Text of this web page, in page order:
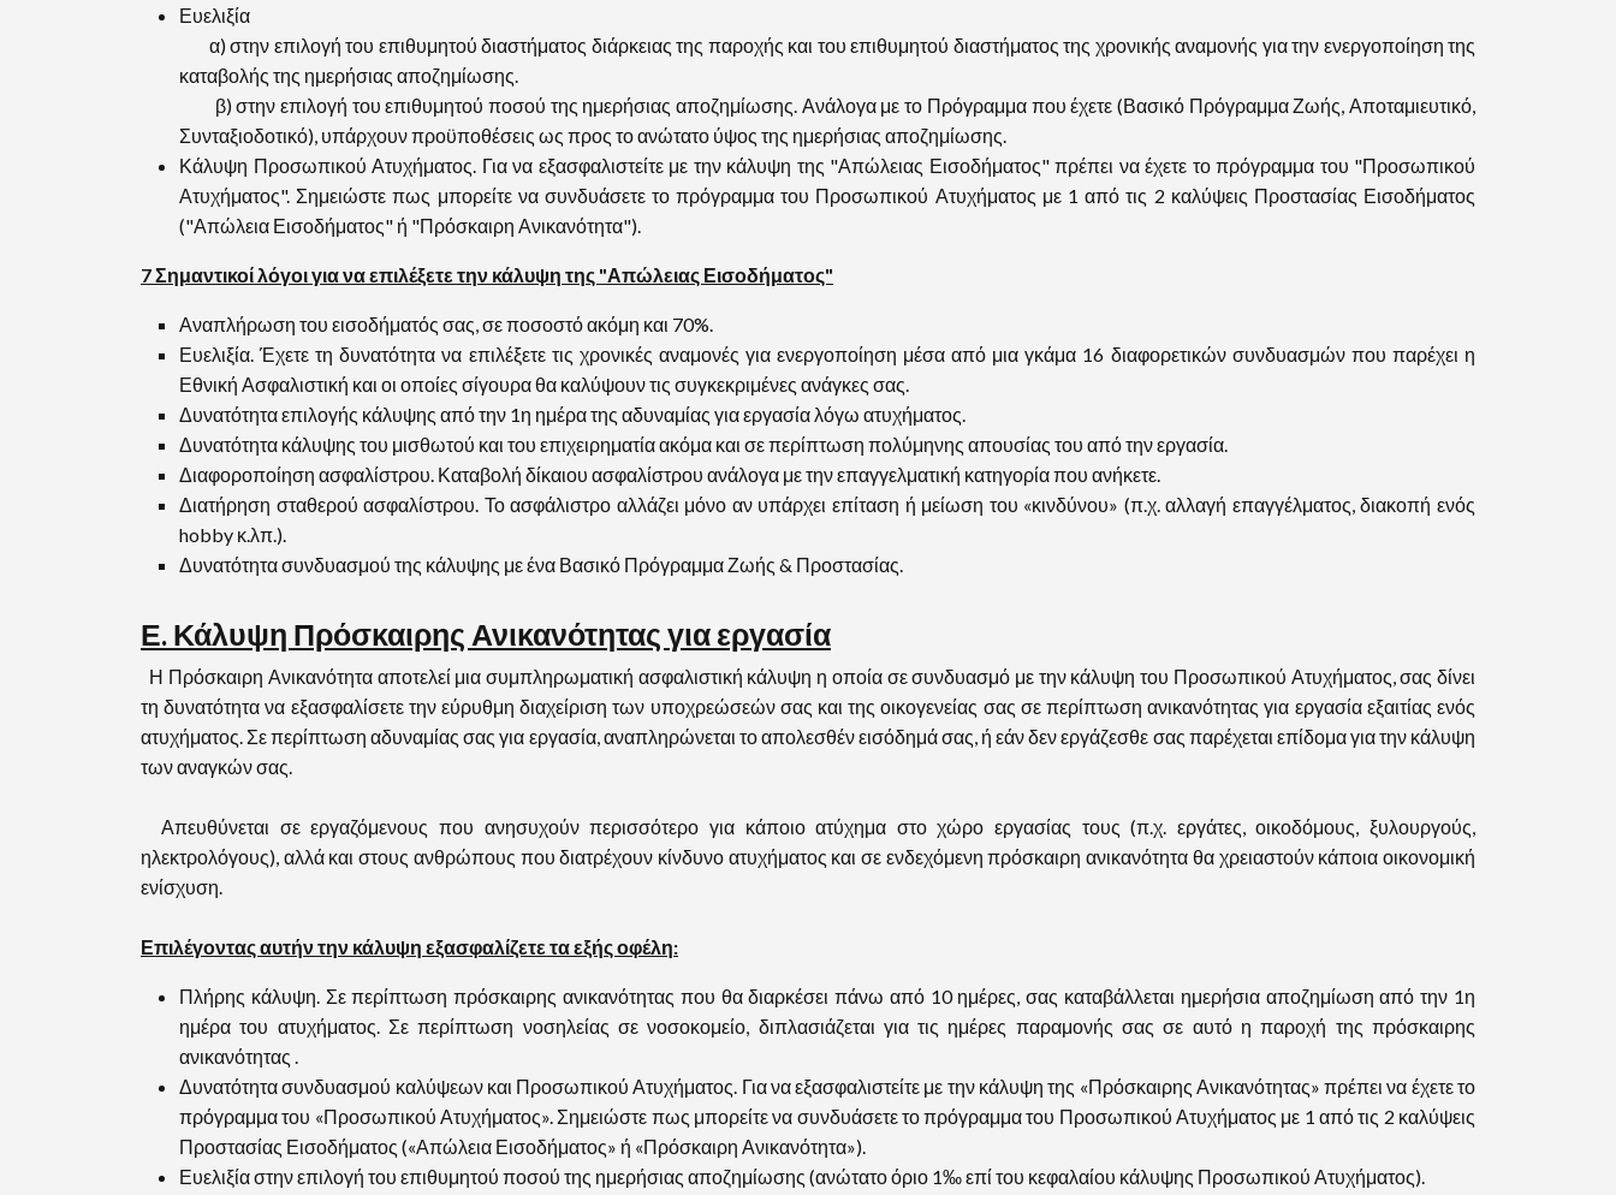
Ευελιξία
α) στην επιλογή του επιθυμητού διαστήματος διάρκειας της παροχής και του επιθυμητού διαστήματος της χρονικής αναμονής για την ενεργοποίηση της
καταβολής της ημερήσιας αποζημίωσης.
β) στην επιλογή του επιθυμητού ποσού της ημερήσιας αποζημίωσης. Ανάλογα με το Πρόγραμμα που έχετε (Βασικό Πρόγραμμα Ζωής, Αποταμιευτικό,
Συνταξιοδοτικό), υπάρχουν προϋποθέσεις ως προς το ανώτατο ύψος της ημερήσιας αποζημίωσης.
Κάλυψη Προσωπικού Ατυχήματος. Για να εξασφαλιστείτε με την κάλυψη της "Απώλειας Εισοδήματος" πρέπει να έχετε το πρόγραμμα του "Προσωπικού
Ατυχήματος". Σημειώστε πως μπορείτε να συνδυάσετε το πρόγραμμα του Προσωπικού Ατυχήματος με 1 από τις 2 καλύψεις Προστασίας Εισοδήματος
("Απώλεια Εισοδήματος" ή "Πρόσκαιρη Ανικανότητα").
7 Σημαντικοί λόγοι για να επιλέξετε την κάλυψη της "Απώλειας Εισοδήματος"
Αναπλήρωση του εισοδήματός σας, σε ποσοστό ακόμη και 70%.
Ευελιξία. Έχετε τη δυνατότητα να επιλέξετε τις χρονικές αναμονές για ενεργοποίηση μέσα από μια γκάμα 16 διαφορετικών συνδυασμών που παρέχει η
Εθνική Ασφαλιστική και οι οποίες σίγουρα θα καλύψουν τις συγκεκριμένες ανάγκες σας.
Δυνατότητα επιλογής κάλυψης από την 1η ημέρα της αδυναμίας για εργασία λόγω ατυχήματος.
Δυνατότητα κάλυψης του μισθωτού και του επιχειρηματία ακόμα και σε περίπτωση πολύμηνης απουσίας του από την εργασία.
Διαφοροποίηση ασφαλίστρου. Καταβολή δίκαιου ασφαλίστρου ανάλογα με την επαγγελματική κατηγορία που ανήκετε.
Διατήρηση σταθερού ασφαλίστρου. Το ασφάλιστρο αλλάζει μόνο αν υπάρχει επίταση ή μείωση του «κινδύνου» (π.χ. αλλαγή επαγγέλματος, διακοπή ενός
hobby κ.λπ.).
Δυνατότητα συνδυασμού της κάλυψης με ένα Βασικό Πρόγραμμα Ζωής & Προστασίας.
Ε. Κάλυψη Πρόσκαιρης Ανικανότητας για εργασία
Η Πρόσκαιρη Ανικανότητα αποτελεί μια συμπληρωματική ασφαλιστική κάλυψη η οποία σε συνδυασμό με την κάλυψη του Προσωπικού Ατυχήματος, σας δίνει
τη δυνατότητα να εξασφαλίσετε την εύρυθμη διαχείριση των υποχρεώσεών σας και της οικογενείας σας σε περίπτωση ανικανότητας για εργασία εξαιτίας ενός
ατυχήματος. Σε περίπτωση αδυναμίας σας για εργασία, αναπληρώνεται το απολεσθέν εισόδημά σας, ή εάν δεν εργάζεσθε σας παρέχεται επίδομα για την κάλυψη
των αναγκών σας.
Απευθύνεται σε εργαζόμενους που ανησυχούν περισσότερο για κάποιο ατύχημα στο χώρο εργασίας τους (π.χ. εργάτες, οικοδόμους, ξυλουργούς,
ηλεκτρολόγους), αλλά και στους ανθρώπους που διατρέχουν κίνδυνο ατυχήματος και σε ενδεχόμενη πρόσκαιρη ανικανότητα θα χρειαστούν κάποια οικονομική
ενίσχυση.
Επιλέγοντας αυτήν την κάλυψη εξασφαλίζετε τα εξής οφέλη:
Πλήρης κάλυψη. Σε περίπτωση πρόσκαιρης ανικανότητας που θα διαρκέσει πάνω από 10 ημέρες, σας καταβάλλεται ημερήσια αποζημίωση από την 1η
ημέρα του ατυχήματος. Σε περίπτωση νοσηλείας σε νοσοκομείο, διπλασιάζεται για τις ημέρες παραμονής σας σε αυτό η παροχή της πρόσκαιρης
ανικανότητας .
Δυνατότητα συνδυασμού καλύψεων και Προσωπικού Ατυχήματος. Για να εξασφαλιστείτε με την κάλυψη της «Πρόσκαιρης Ανικανότητας» πρέπει να έχετε το
πρόγραμμα του «Προσωπικού Ατυχήματος». Σημειώστε πως μπορείτε να συνδυάσετε το πρόγραμμα του Προσωπικού Ατυχήματος με 1 από τις 2 καλύψεις
Προστασίας Εισοδήματος («Απώλεια Εισοδήματος» ή «Πρόσκαιρη Ανικανότητα»).
Ευελιξία στην επιλογή του επιθυμητού ποσού της ημερήσιας αποζημίωσης (ανώτατο όριο 1‰ επί του κεφαλαίου κάλυψης Προσωπικού Ατυχήματος).